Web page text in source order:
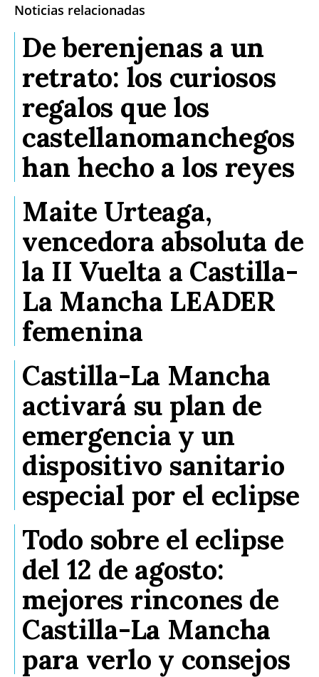
Noticias relacionadas
De berenjenas a un
retrato: los curiosos
regalos que los
castellanomanchegos
han hecho a los reyes
Maite Urteaga,
vencedora absoluta de
la II Vuelta a Castilla-
La Mancha LEADER
femenina
Castilla-La Mancha
activará su plan de
emergencia y un
dispositivo sanitario
especial por el eclipse
Todo sobre el eclipse
del 12 de agosto:
mejores rincones de
Castilla-La Mancha
para verlo y consejos